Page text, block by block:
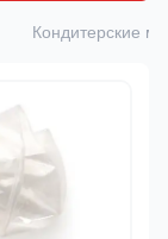
Кондитерские